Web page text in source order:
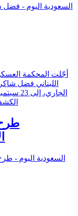
أجّلت المحكمة